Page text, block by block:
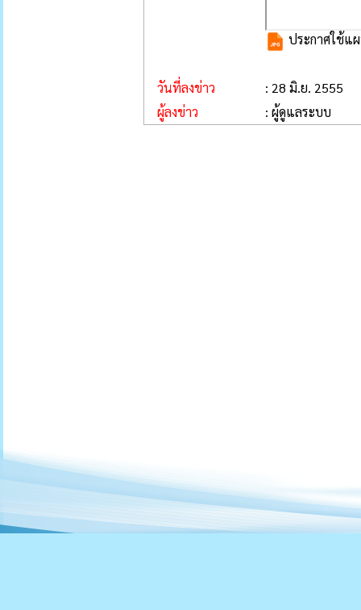
ประกาศใช้แ
วันที่ลงข่าว
: 28 มิ.ย. 2555
ผู้ลงข่าว
: ผู้ดูแลระบบ